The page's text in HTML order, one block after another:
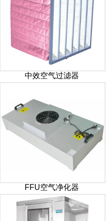
中效空气过滤器
FFU空气净化器